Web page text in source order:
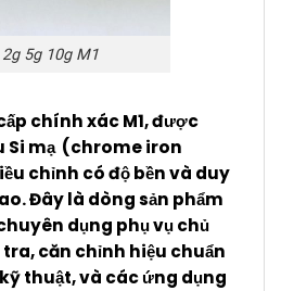
5g 10g M1
chính xác M1, được
Si mạ (chrome iron
chỉnh có độ bền và duy
Đây là dòng sản phẩm
dụng phụ vụ chủ
căn chỉnh hiệu chuẩn
thuật, và các ứng dụng